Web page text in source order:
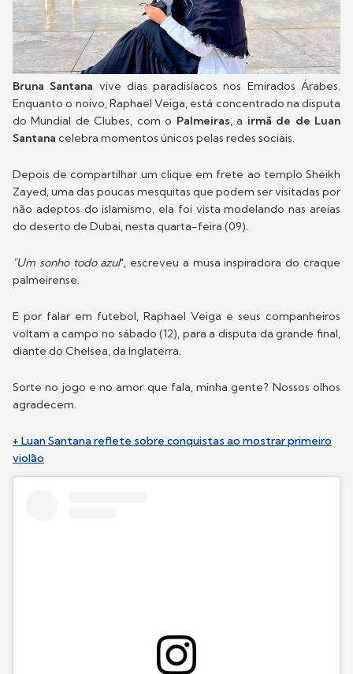
Bruna Santana vive dias paradisíacos nos Emirados Árabes.
Enquanto o noivo, Raphael Veiga, está concentrado na disputa
do Mundial de Clubes, com o Palmeiras, a irmã de de Luan
Santana celebra momentos únicos pelas redes sociais.
Depois de compartilhar um clique em frete ao templo Sheikh
Zayed, uma das poucas mesquitas que podem ser visitadas por
não adeptos do islamismo, ela foi vista modelando nas areias
do deserto de Dubai, nesta quarta-feira (09).
"Um sonho todo azul", escreveu a musa inspiradora do craque
palmeirense.
E por falar em futebol, Raphael Veiga e seus companheiros
voltam a campo no sábado (12), para a disputa da grande final,
diante do Chelsea, da Inglaterra.
Sorte no jogo e no amor que fala, minha gente? Nossos olhos
agradecem.
+ Luan Santana reflete sobre conquistas ao mostrar primeiro
violão